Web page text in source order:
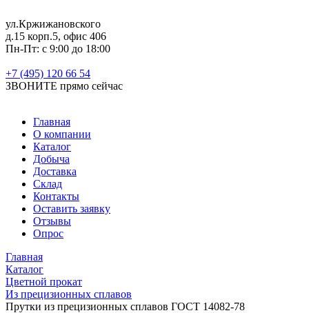
ул.Кржижановского
д.15 корп.5, офис 406
Пн-Пт: с 9:00 до 18:00
+7 (495) 120 66 54
ЗВОНИТЕ прямо сейчас
Главная
О компании
Каталог
Добыча
Доставка
Склад
Контакты
Оставить заявку
Отзывы
Опрос
Главная
Каталог
Цветной прокат
Из прецизионных сплавов
Прутки из прецизионных сплавов ГОСТ 14082-78